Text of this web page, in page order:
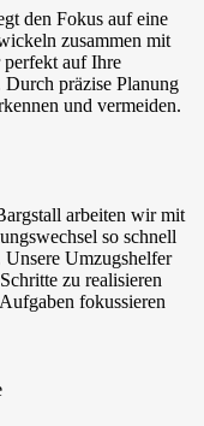
den Fokus auf eine
zusammen mit
perfekt auf Ihre
präzise Planung
und vermeiden.
arbeiten wir mit
so schnell
Umzugshelfer
zu realisieren
fokussieren